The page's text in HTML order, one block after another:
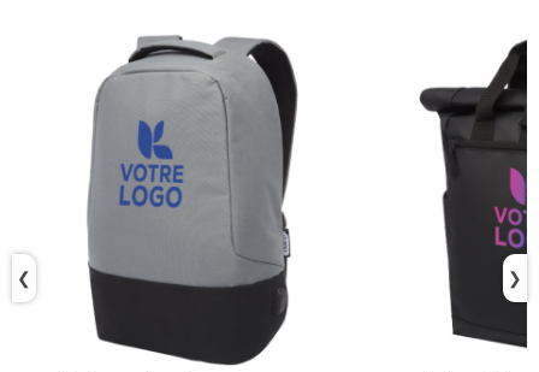
❯
❮